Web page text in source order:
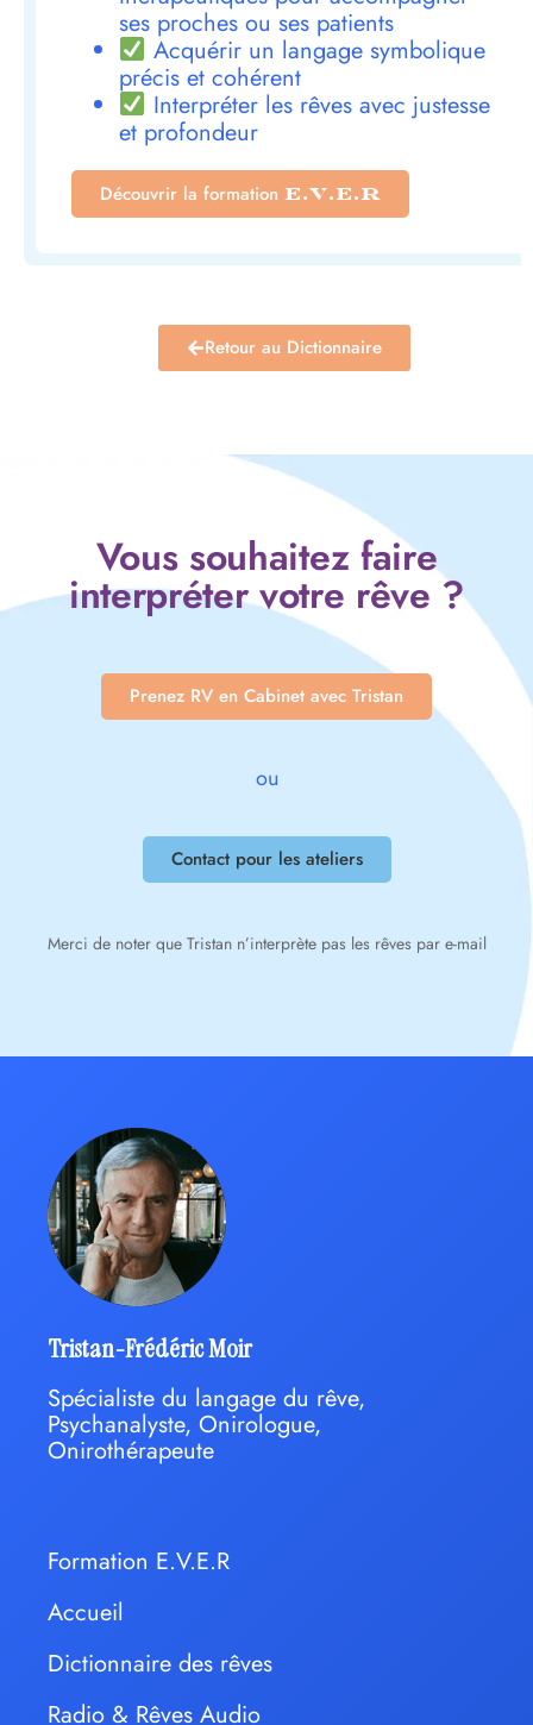
ses proches ou ses patients
Acquérir un langage symbolique
précis et cohérent
Interpréter les rêves avec justesse
et profondeur
Découvrir la formation E.V.E.R
Retour au Dictionnaire
Vous souhaitez faire
interpréter votre rêve ?
Prenez RV en Cabinet avec Tristan
ou
Contact pour les ateliers
Merci de noter que Tristan n’interprète pas les rêves par e-mail
Tristan-Frédéric Moir
Spécialiste du langage du rêve,
Psychanalyste, Onirologue,
Onirothérapeute
Formation E.V.E.R
Accueil
Dictionnaire des rêves
Radio & Rêves Audio